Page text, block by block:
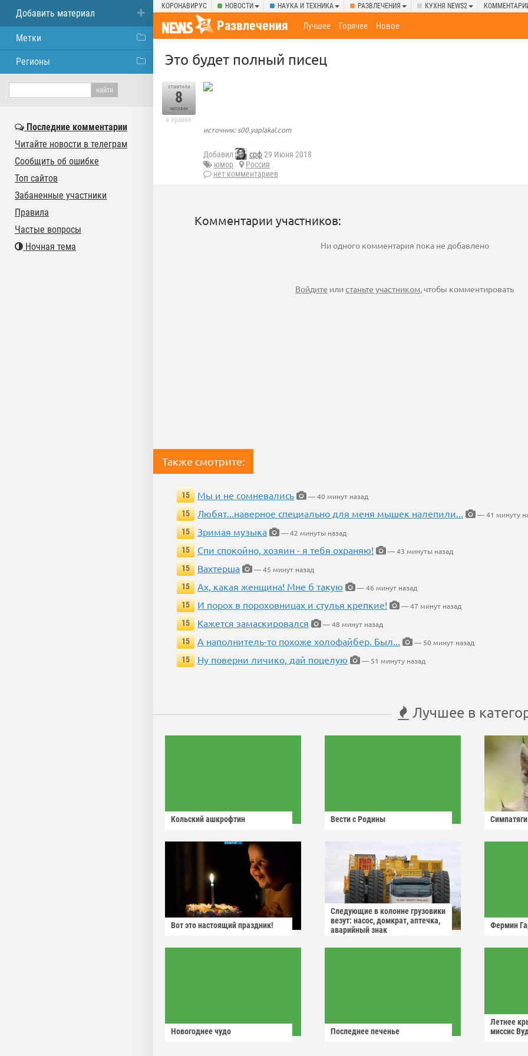
КОРОНАВИРУС НОВОСТИ НАУКА И ТЕХНИКА РАЗВЛЕЧЕНИЯ КУХНЯ NEWS2
Развлечения Лучшее Горячее Новое
Это будет полный писец
отметили
8
человек
в архиве
источник: s00.yaplakal.com
Добавил срф 29 Июня 2018
юмор
Россия
нет комментариев
Комментарии участников:
Ни одного комментария пока не добавлено
Войдите илистаньте участником, чтобы комментировать
Также смотрите:
15 Мы и не сомневались
— 40 минут назад
15
Любят...наверное специально для меня мышек налепили...
— 41 минуту
15
Зримая музыка
— 42 минуты назад
15
Спи спокойно, хозяин - я тебя охраняю!
— 43 минуты назад
15
Вахтерша
— 45 минут назад
15
Ах, какая женщина! Мне б такую
— 46 минут назад
15
И порох в пороховницах и стулья крепкие!
— 47 минут назад
15
Кажется замаскировался
— 48 минут назад
15
А наполнитель-то похоже холофайбер. Был...
— 50 минут назад
15
Ну поверни личико, дай поцелую — 51 минуту назад
Лучшее в
Кольский ашкрофтин Вести с Родины Симпатяги
Вот это настоящий праздник!
Следующие в колонне грузовики
везут: насос, домкрат, аптечка,
аварийный знак
Фермин
Новогоднее чудо Последнее печенье
Летнее
миссис
Добавить материал
Метки
Регионы
Последние комментарии
Читайте новости в телеграм
Сообщить об ошибке
Топ сайтов
Забаненные участники
Правила
Частые вопросы
Ночная тема